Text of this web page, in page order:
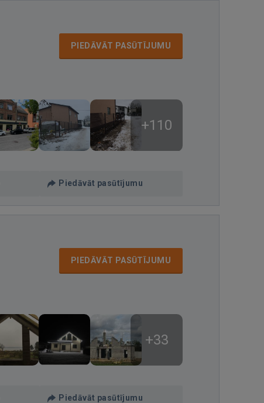
PIEDĀVĀT PASŪTĪJUMU
+110
Piedāvāt pasūtījumu
PIEDĀVĀT PASŪTĪJUMU
+33
Piedāvāt pasūtījumu